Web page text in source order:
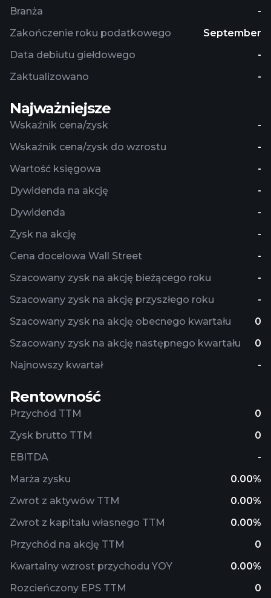
Branża
-
Zakończenie roku podatkowego
September
Data debiutu giełdowego
-
Zaktualizowano
-
Najważniejsze
Wskaźnik cena/zysk
-
Wskaźnik cena/zysk do wzrostu
-
Wartość księgowa
-
Dywidenda na akcję
-
Dywidenda
-
Zysk na akcję
-
Cena docelowa Wall Street
-
Szacowany zysk na akcję bieżącego roku
-
Szacowany zysk na akcję przyszłego roku
-
Szacowany zysk na akcję obecnego kwartału
0
Szacowany zysk na akcję następnego kwartału
0
Najnowszy kwartał
-
Rentowność
Przychód TTM
0
Zysk brutto TTM
0
EBITDA
-
Marża zysku
0.00%
Zwrot z aktywów TTM
0.00%
Zwrot z kapitału własnego TTM
0.00%
Przychód na akcję TTM
0
Kwartalny wzrost przychodu YOY
0.00%
Rozcieńczony EPS TTM
0